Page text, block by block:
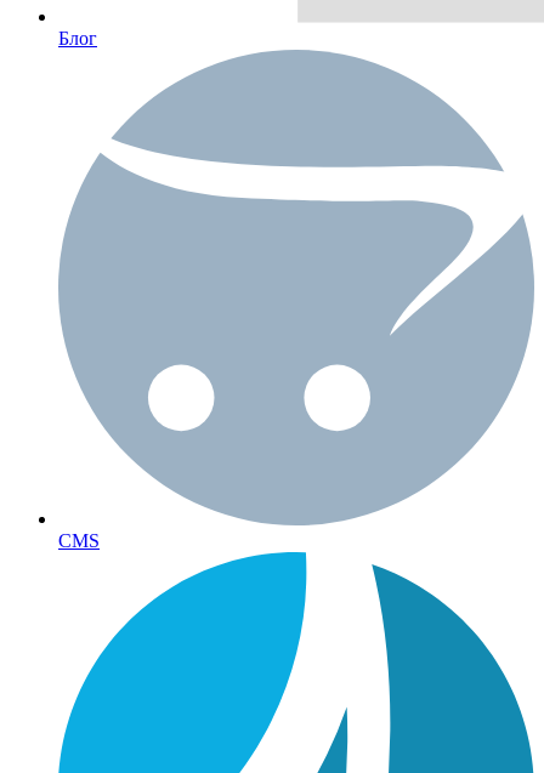
Блог
CMS